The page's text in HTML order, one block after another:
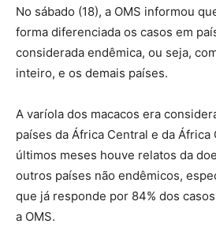
No sábado (18), a OMS informou
forma diferenciada os casos em
considerada endêmica, ou seja,
inteiro, e os demais países.
A varíola dos macacos era
países da África Central e da África
últimos meses houve relatos da
outros países não endêmicos,
que já responde por 84% dos
a OMS.